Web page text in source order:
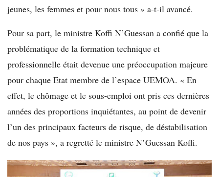
jeunes, les femmes et pour nous tous » a-t-il avancé.
Pour sa part, le ministre Koffi N’Guessan a confié que la
problématique de la formation technique et
professionnelle était devenue une préoccupation majeure
pour chaque Etat membre de l’espace UEMOA. « En
effet, le chômage et le sous-emploi ont pris ces dernières
années des proportions inquiétantes, au point de devenir
l’un des principaux facteurs de risque, de déstabilisation
de nos pays », a regretté le ministre N’Guessan Koffi.